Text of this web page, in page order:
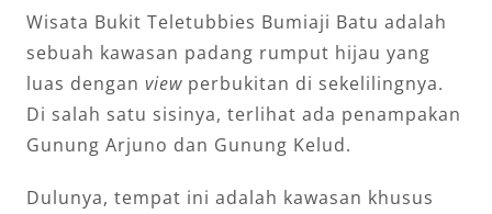
Wisata Bukit Teletubbies Bumiaji Batu adalah
sebuah kawasan padang rumput hijau yang
luas dengan viewperbukitan di sekelilingnya.
Di salah satu sisinya, terlihat ada penampakan
Gunung Arjuno dan Gunung Kelud.
Dulunya, tempat ini adalah kawasan khusus